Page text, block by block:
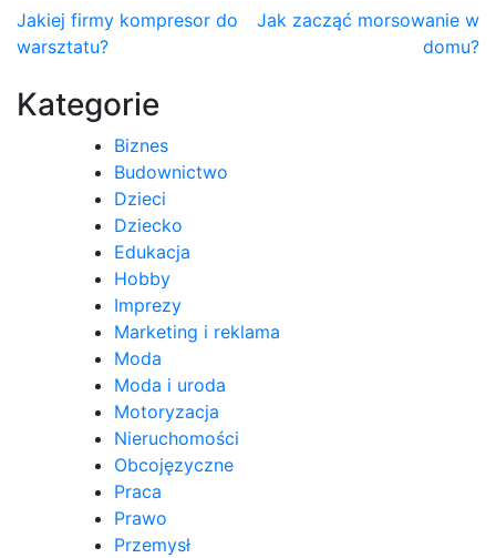
Nawigacja
wpisu
Jakiej firmy kompresor do
warsztatu?
Jak zacząć morsowanie w
domu?
Kategorie
Biznes
Budownictwo
Dzieci
Dziecko
Edukacja
Hobby
Imprezy
Marketing i reklama
Moda
Moda i uroda
Motoryzacja
Nieruchomości
Obcojęzyczne
Praca
Prawo
Przemysł